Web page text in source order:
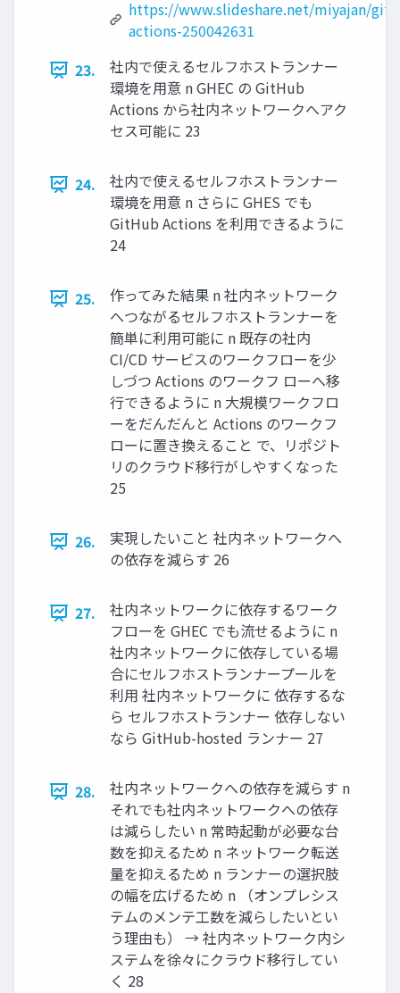
https://www.slideshare.net/miyajan/
actions-250042631
23.
社内で使えるセルフホストランナー
環境を⽤意 n GHEC の GitHub
Actions から社内ネットワークへアク
セス可能に 23
24.
社内で使えるセルフホストランナー
環境を⽤意 n さらに GHES でも
GitHub Actions を利⽤できるように
24
25.
作ってみた結果 n 社内ネットワーク
へつながるセルフホストランナーを
簡単に利⽤可能に n 既存の社内
CI/CD サービスのワークフローを少
しづつ Actions のワークフ ローへ移
⾏できるように n ⼤規模ワークフロ
ーをだんだんと Actions のワークフ
ローに置き換えること で、リポジト
リのクラウド移⾏がしやすくなった
25
26.
実現したいこと 社内ネットワークへ
の依存を減らす 26
27.
社内ネットワークに依存するワーク
フローを GHEC でも流せるように n
社内ネットワークに依存している場
合にセルフホストランナープールを
利⽤ 社内ネットワークに 依存するな
ら セルフホストランナー 依存しない
なら GitHub-hosted ランナー 27
28.
社内ネットワークへの依存を減らす n
それでも社内ネットワークへの依存
は減らしたい n 常時起動が必要な台
数を抑えるため n ネットワーク転送
量を抑えるため n ランナーの選択肢
の幅を広げるため n （オンプレシス
テムのメンテ⼯数を減らしたいとい
う理由も） → 社内ネットワーク内シ
ステムを徐々にクラウド移⾏してい
く 28